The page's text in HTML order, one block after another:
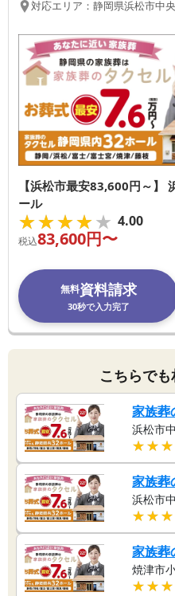
対応エリア： 静岡県浜松市中
【浜松市最安83,600円～】
ール
★★★★★
★★★★★ 4.00
税込83,600円〜
無料資料請求
30秒で入力完了
こちらで
家族葬
浜松市
家族葬
浜松市
家族葬
焼津市